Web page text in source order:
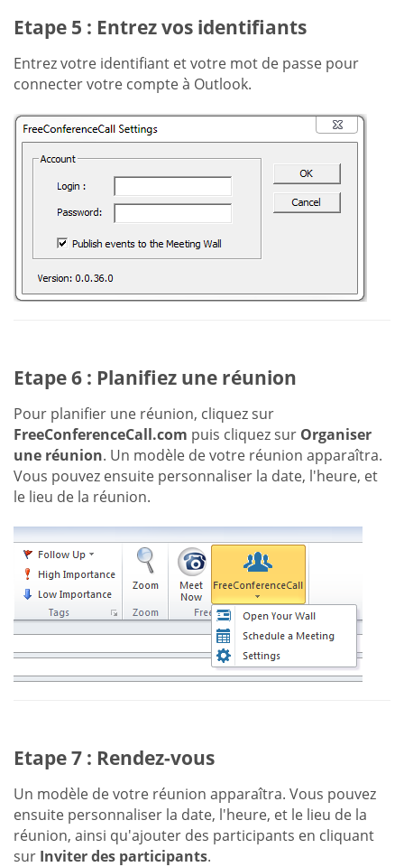
Etape 5 : Entrez vos identifiants
Entrez votre identifiant et votre mot de passe pour
connecter votre compte à Outlook.
Etape 6 : Planifiez une réunion
Pour planifier une réunion, cliquez sur
FreeConferenceCall.com puis cliquez sur Organiser
une réunion. Un modèle de votre réunion apparaîtra.
Vous pouvez ensuite personnaliser la date, l'heure, et
le lieu de la réunion.
Etape 7 : Rendez-vous
Un modèle de votre réunion apparaîtra. Vous pouvez
ensuite personnaliser la date, l'heure, et le lieu de la
réunion, ainsi qu'ajouter des participants en cliquant
sur Inviter des participants.